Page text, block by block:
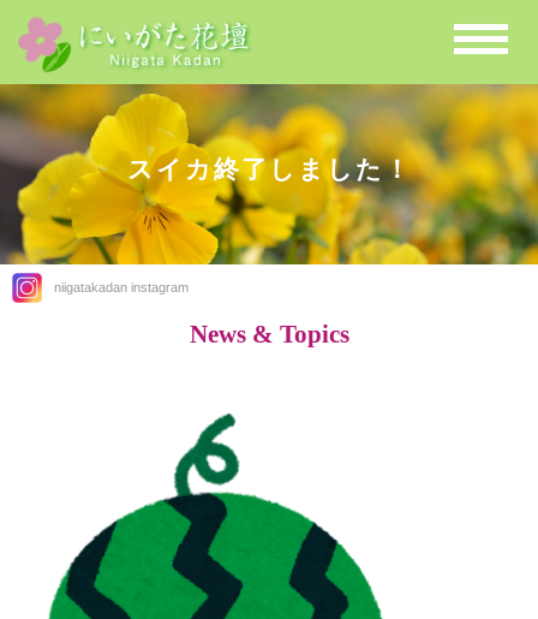
niigatakadan instagram
スイカ終了しました！
News & Topics